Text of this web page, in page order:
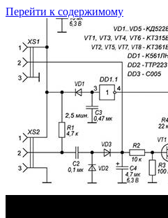
Перейти к содержимому